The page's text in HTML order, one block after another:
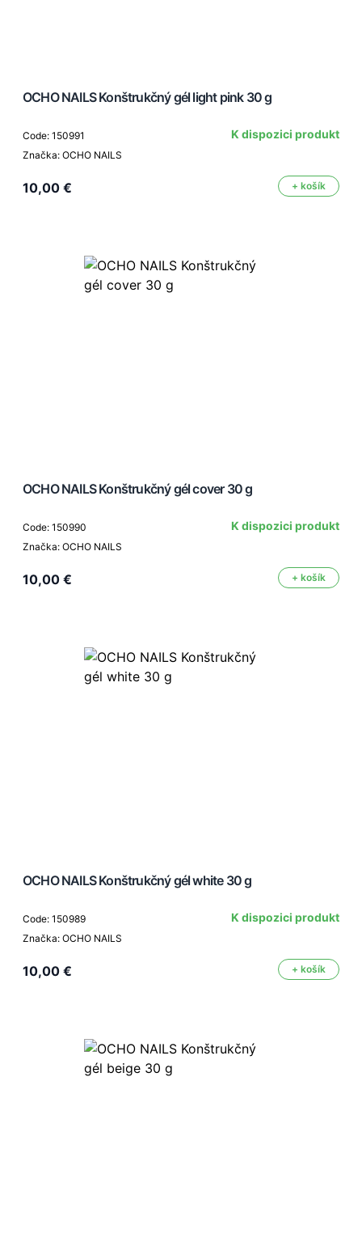
OCHO NAILS Konštrukčný gél light pink 30 g
Code: 150991
Značka: OCHO NAILS
K dispozici produkt
10,00 € + košík
OCHO NAILS Konštrukčný gél cover 30 g
Code: 150990
Značka: OCHO NAILS
K dispozici produkt
10,00 € + košík
OCHO NAILS Konštrukčný gél white 30 g
Code: 150989
Značka: OCHO NAILS
K dispozici produkt
10,00 € + košík